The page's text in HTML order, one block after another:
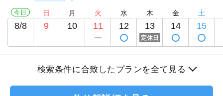
今日
8/8
日
9
月
10
火
11
水
12
木
13
定休日
金
14
土
15
検索条件に合致したプランを全て見る